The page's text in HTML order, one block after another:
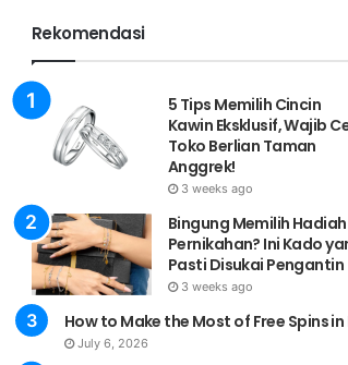
Rekomendasi
5 Tips Memilih Cincin
Kawin Eksklusif, Wajib
Toko Berlian Taman
Anggrek!
3 weeks ago
Bingung Memilih Hadiah
Pernikahan? Ini Kado
Pasti Disukai Pengantin
3 weeks ago
How to Make the Most of Free Spins in
July 6, 2026